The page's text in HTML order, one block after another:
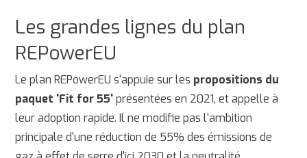
Les grandes lignes du plan
REPowerEU
Le plan REPowerEU s'appuie sur les propositions du
paquet 'Fit for 55'présentées en 2021, et appelle à
leur adoption rapide. Il ne modifie pas l'ambition
principale d'une réduction de 55% des émissions de